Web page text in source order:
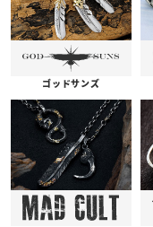
ゴッドサンズ